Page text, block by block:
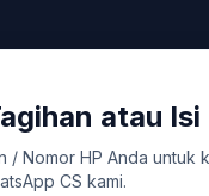
atau Isi
/ Nomor HP Anda untuk
CS kami.